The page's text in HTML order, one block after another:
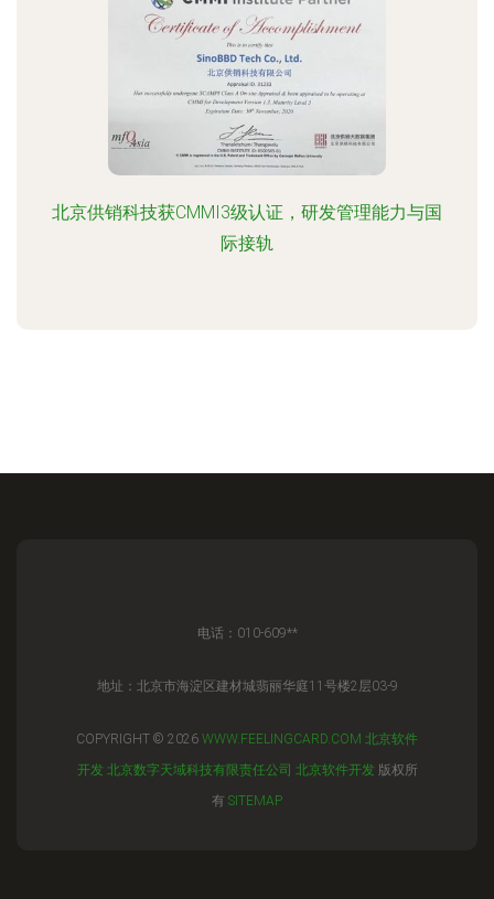
北京供销科技获CMMI3级认证，研发管理能力与国
际接轨
电话：010-609**
地址：北京市海淀区建材城翡丽华庭11号楼2层03-9
COPYRIGHT © 2026 WWW.FEELINGCARD.COM 北京软件
开发 北京数字天域科技有限责任公司 北京软件开发版权所
有 SITEMAP